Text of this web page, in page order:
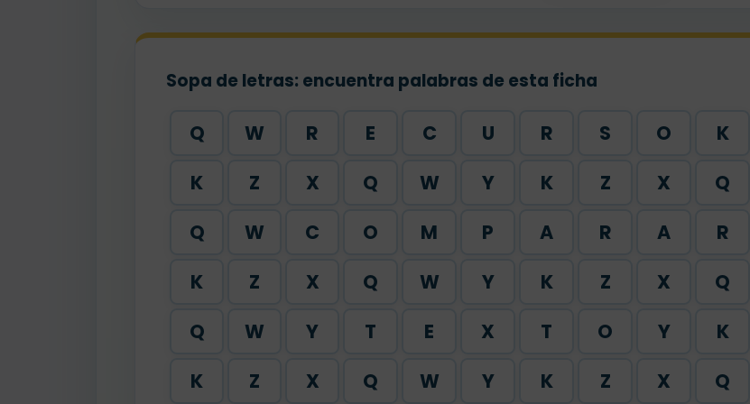
Sopa de letras: encuentra palabras de esta ficha
Q W R E C U R S O K
K
Z X Q W Y K Z X Q
Q
W C O M P A R A R
K
Z X Q W Y K Z X Q
Q
W Y T E X T O Y K
K
Z X Q W Y K Z X Q